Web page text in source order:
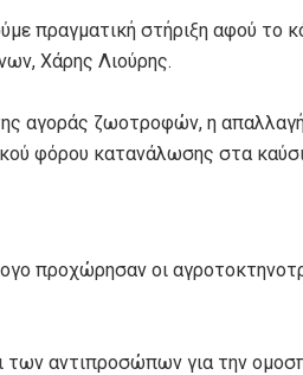
πραγματική στήριξη αφού το
Χάρης Λιούρης.
αγοράς ζωοτροφών, η
φόρου κατανάλωσης στα
προχώρησαν οι
των αντιπροσώπων για την